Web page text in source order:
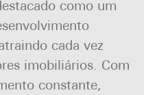
como um
cada vez
imobiliários. Com
constante,